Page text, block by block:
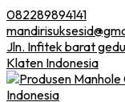
082289894141
Jln. Infitek barat
Klaten Indonesia